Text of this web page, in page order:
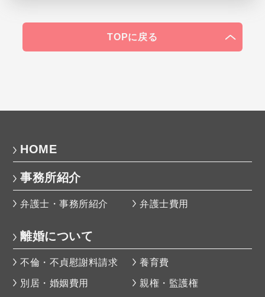
TOPに戻る
HOME
事務所紹介
弁護士・事務所紹介 弁護士費用
離婚について
不倫・不貞慰謝料請求
養育費
別居・婚姻費用
親権・監護権